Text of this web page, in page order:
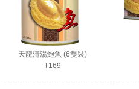
天龍清湯鮑魚 (6隻裝)
T169